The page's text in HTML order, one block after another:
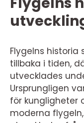
Flygelns
tillbaka i tiden,
utvecklades
Ursprungligen
för kungligheter
moderna